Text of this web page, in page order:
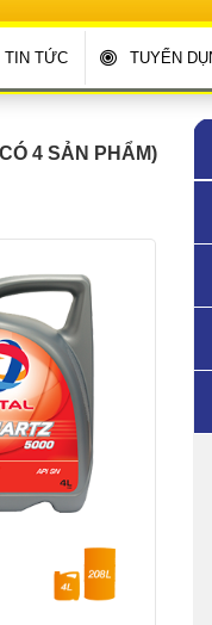
TIN TỨC TUYỂN
4 SẢN PHẨM)